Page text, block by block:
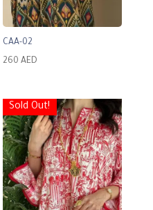
CAA-02
260AED
Sold Out!